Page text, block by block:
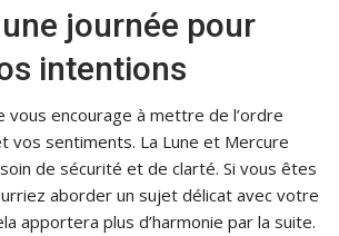
journée pour
intentions
vous encourage à mettre de l’ordre
vos sentiments. La Lune et Mercure
de sécurité et de clarté. Si vous êtes
aborder un sujet délicat avec votre
apportera plus d’harmonie par la suite.